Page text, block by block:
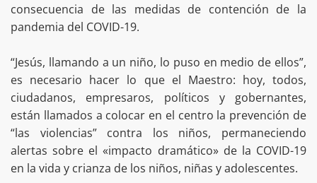
consecuencia de las medidas de contención de la
pandemia del COVID-19.⁣
“Jesús, llamando a un niño, lo puso en medio de ellos”,
es necesario hacer lo que el Maestro: hoy, todos,
ciudadanos, empresaros, políticos y gobernantes,
están llamados a colocar en el centro la prevención de
“las violencias” contra los niños, permaneciendo
alertas sobre el «impacto dramático» de la COVID-19
en la vida y crianza de los niños, niñas y adolescentes.⁣